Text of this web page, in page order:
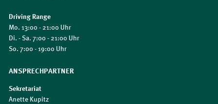
Driving Range
Mo. 13:00 - 21:00 Uhr
Di. - Sa. 7:00 - 21:00 Uhr
So. 7:00 - 19:00 Uhr
ANSPRECHPARTNER
Sekretariat
Anette Kupitz